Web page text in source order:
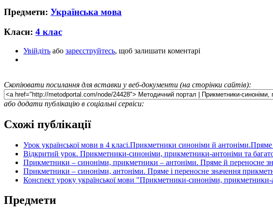
Предмети: Українська мова
Класи: 4 клас
Увійдіть або зареєструйтесь, щоб залишати коментарі
Скопіювати посилання для вставки у веб-документи (на сторінки сайтів):
або додати публікацію в соціальні сервіси:
Схожі публікації
Урок української мови в 4 класі.Прикметники синоніми й антоніми.Пряме
Відкритий урок. Прикметники-синоніми, прикметники-антоніми та
Прикметники – синоніми, прикметники – антоніми. Пряме й переносне
Прикметники – синоніми, антоніми. Пряме і переносне значення
Конспект уроку української мови "Прикметники-синоніми,
Предмети